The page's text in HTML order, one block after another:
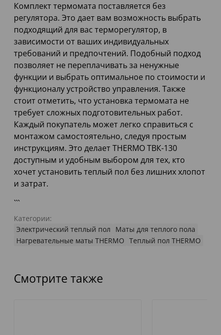
Комплект термомата поставляется без
регулятора. Это дает вам возможность выбрать
подходящий для вас терморегулятор, в
зависимости от ваших индивидуальных
требований и предпочтений. Подобный подход
позволяет не переплачивать за ненужные
функции и выбрать оптимальное по стоимости и
функционалу устройство управления. Также
стоит отметить, что установка термомата не
требует сложных подготовительных работ.
Каждый покупатель может легко справиться с
монтажом самостоятельно, следуя простым
инструкциям. Это делает THERMO ТВК-130
доступным и удобным выбором для тех, кто
хочет установить теплый пол без лишних хлопот
и затрат.
```
Категории:
Электрический теплый пол
Маты для теплого пола
Нагревательные маты THERMO Теплый пол THERMO
Смотрите также